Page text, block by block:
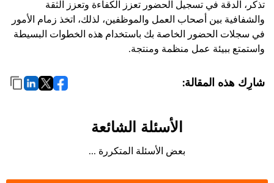
تذكر، الدقة في تسجيل الحضور تعزز الكفاءة وتعزز الثقة
والشفافية بين أصحاب العمل والموظفين، لذلك، اتخذ زمام الأمور
في سجلات الحضور الخاصة بك باستخدام هذه الخطوات البسيطة
واستمتع ببيئة عمل منظمة ومنتجة.
شارِك هذه المقالة:
الأسئلة الشائعة
بعض الأسئلة المتكررة ...